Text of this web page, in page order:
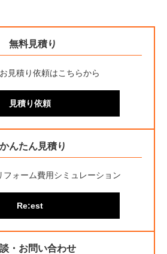
無料見積り
見積り依頼はこちらから
見積り依頼
かんたん見積り
フォーム費用シミュレーション
Re:est
・お問い合わせ